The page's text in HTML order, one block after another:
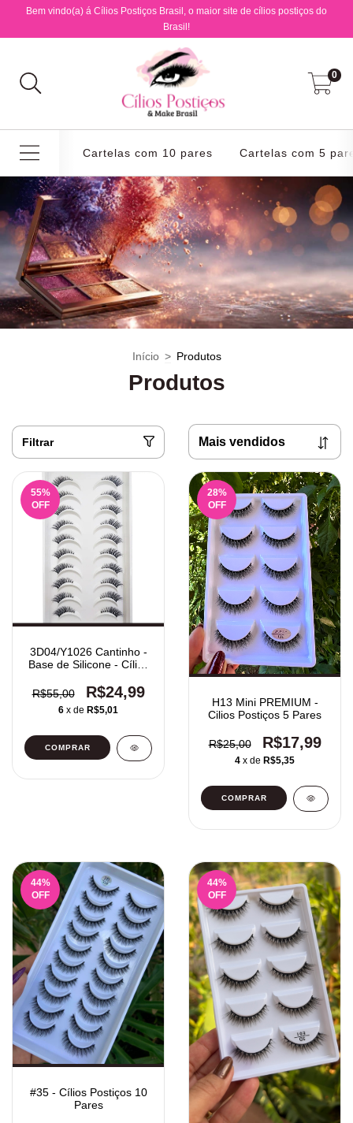
Bem vindo(a) á Cílios Postiços Brasil, o maior site de cílios postiços do
Brasil!
0
Cartelas com 10 pares Cartelas com 5
Início > Produtos
Produtos
Filtrar
55%
OFF
3D04/Y1026 Cantinho -
Base de Silicone - Cílios
R$55,00
R$24,99
6 x de R$5,01
28%
OFF
H13 Mini PREMIUM -
Cilios Postiços 5 Pares
R$25,00 R$17,99
4 x de R$5,35
44%
OFF
#35 - Cílios Postiços 10
Pares
44%
OFF